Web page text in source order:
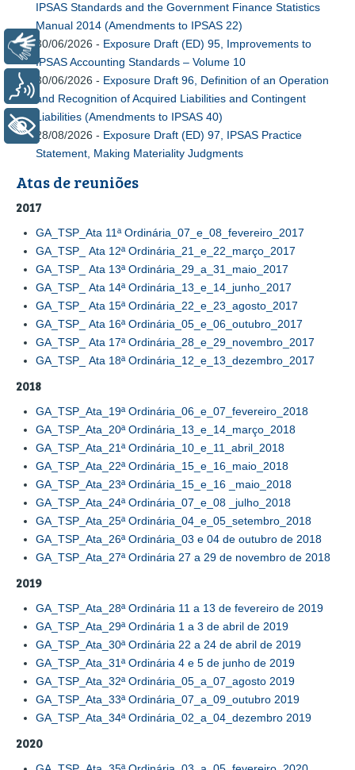
IPSAS Standards and the Government Finance Statistics
Manual 2014 (Amendments to IPSAS 22)
30/06/2026 - Exposure Draft (ED) 95, Improvements to
IPSAS Accounting Standards – Volume 10
30/06/2026 - Exposure Draft 96, Definition of an Operation
and Recognition of Acquired Liabilities and Contingent
Liabilities (Amendments to IPSAS 40)
28/08/2026 - Exposure Draft (ED) 97, IPSAS Practice
Statement, Making Materiality Judgments
Atas de reuniões
2017
GA_TSP_Ata 11ª Ordinária_07_e_08_fevereiro_2017
GA_TSP_ Ata 12ª Ordinária_21_e_22_março_2017
GA_TSP_ Ata 13ª Ordinária_29_a_31_maio_2017
GA_TSP_ Ata 14ª Ordinária_13_e_14_junho_2017
GA_TSP_ Ata 15ª Ordinária_22_e_23_agosto_2017
GA_TSP_ Ata 16ª Ordinária_05_e_06_outubro_2017
GA_TSP_ Ata 17ª Ordinária_28_e_29_novembro_2017
GA_TSP_ Ata 18ª Ordinária_12_e_13_dezembro_2017
2018
GA_TSP_Ata_19ª Ordinária_06_e_07_fevereiro_2018
GA_TSP_Ata_20ª Ordinária_13_e_14_março_2018
GA_TSP_Ata_21ª Ordinária_10_e_11_abril_2018
GA_TSP_Ata_22ª Ordinária_15_e_16_maio_2018
GA_TSP_Ata_23ª Ordinária_15_e_16 _maio_2018
GA_TSP_Ata_24ª Ordinária_07_e_08 _julho_2018
GA_TSP_Ata_25ª Ordinária_04_e_05_setembro_2018
GA_TSP_Ata_26ª Ordinária_03 e 04 de outubro de 2018
GA_TSP_Ata_27ª Ordinária 27 a 29 de novembro de 2018
2019
GA_TSP_Ata_28ª Ordinária 11 a 13 de fevereiro de 2019
GA_TSP_Ata_29ª Ordinária 1 a 3 de abril de 2019
GA_TSP_Ata_30ª Ordinária 22 a 24 de abril de 2019
GA_TSP_Ata_31ª Ordinária 4 e 5 de junho de 2019
GA_TSP_Ata_32ª Ordinária_05_a_07_agosto 2019
GA_TSP_Ata_33ª Ordinária_07_a_09_outubro 2019
GA_TSP_Ata_34ª Ordinária_02_a_04_dezembro 2019
2020
Libras
Voz
+ Acessibilidade